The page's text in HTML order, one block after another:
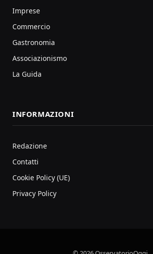
Imprese
Commercio
Gastronomia
Associazionismo
La Guida
INFORMAZIONI
Redazione
Contatti
Cookie Policy (UE)
Privacy Policy